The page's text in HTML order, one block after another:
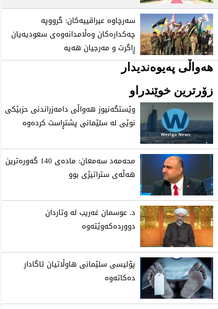
سەرچاوە عیراقییەکان: گرووپە
چەکدارەکان وەڵامدانەوەی سعودیەیان
ڕاگرت و مەرجیان هەیە
هەواڵی پەیوەندیدار
زۆرترین خوێندراو
وێستگەنیوز هەواڵی دامەزراندنی حزبێکی
نوێی لە سلێمانی پشتڕاست کردەوە
محه‌مه‌د سه‌معان: ماده‌ی 140 گه‌وره‌ترین
هه‌ڵه‌ی ستراتیژی‌ بوو
د. عوسمان غەریب لە وتاردان
دووردەکەوێتەوە
پۆلیسی سلێمانی هاوڵاتیان ئاگادار
ده‌كاته‌وه‌